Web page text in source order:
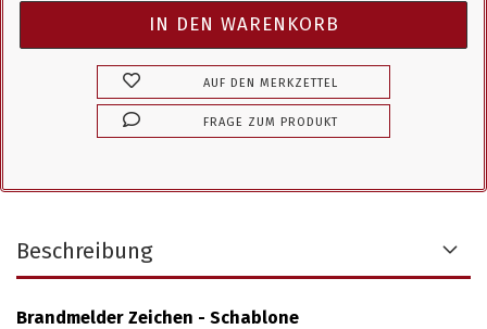
AUF DEN MERKZETTEL
FRAGE ZUM PRODUKT
Beschreibung
Brandmelder Zeichen - Schablone